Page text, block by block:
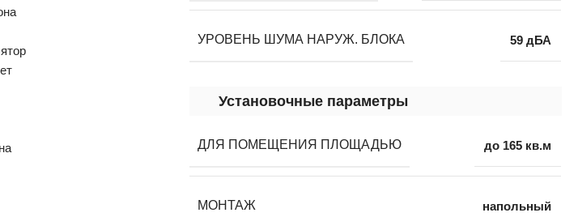
УРОВЕНЬ ШУМА НАРУЖ. БЛОКА 59 дБА
Установочные параметры
ДЛЯ ПОМЕЩЕНИЯ ПЛОЩАДЬЮ до 165 кв.м
МОНТАЖ напольный